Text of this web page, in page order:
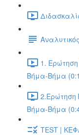
1.
Βήμα-Βήμα
2.Ερώτηση
Βήμα-Βήμα
TEST |